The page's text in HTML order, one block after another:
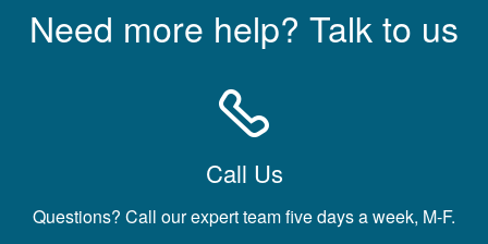
Need more help? Talk to us
Call Us
Questions? Call our expert team five days a week, M-F.